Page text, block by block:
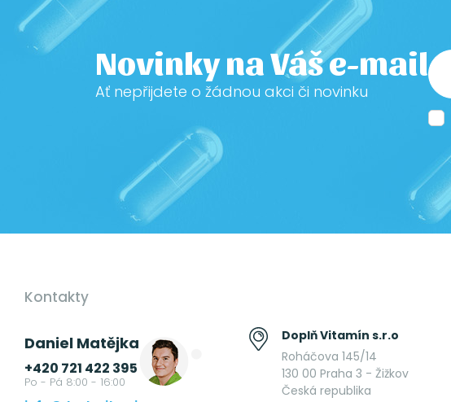
Novinky na Váš e-mail
Ať nepřijdete o žádnou akci či novinku
Kontakty
Daniel Matějka
+420 721 422 395
Po - Pá 8:00 - 16:00
Doplň Vitamín s.r.o
Roháčova 145/14
130 00 Praha 3 - Žižkov
Česká republika